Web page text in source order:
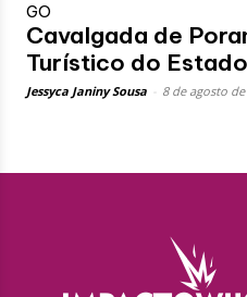
GO
Cavalgada de
Turístico do Estado
Jessyca Janiny Sousa 8 de agosto de